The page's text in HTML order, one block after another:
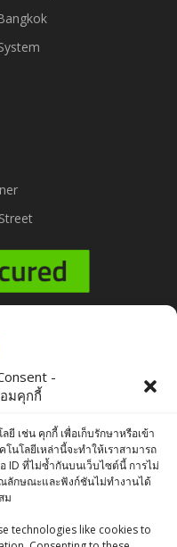
-
มคุกกี้
เช่น คุกกี้ เพื่อเก็บรักษาหรือเข้า
โลยีเหล่านี้จะทำให้เราสามารถ
ID ที่ไม่ซ้ำกันบนเว็บไซต์นี้ การไม่
ลักษณะและฟังก์ชันไม่ทำงานได้
ม
technologies like cookies to
/ ผงพริก